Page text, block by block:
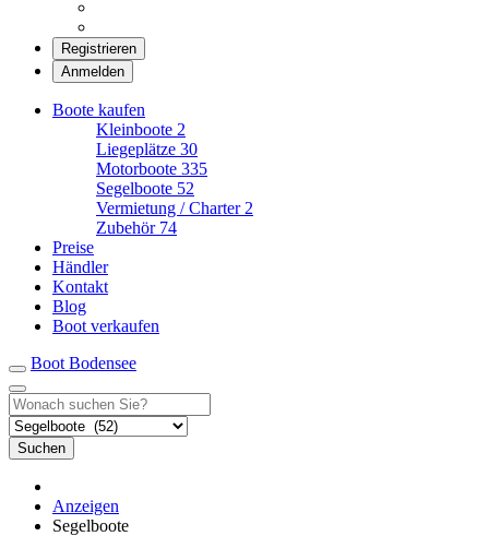
Registrieren
Anmelden
Boote kaufen
Kleinboote 2
Liegeplätze 30
Motorboote 335
Segelboote 52
Vermietung / Charter 2
Zubehör 74
Preise
Händler
Kontakt
Blog
Boot verkaufen
Boot Bodensee
Suchen
Anzeigen
Segelboote